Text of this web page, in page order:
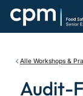
Alle Workshops &
Audit-